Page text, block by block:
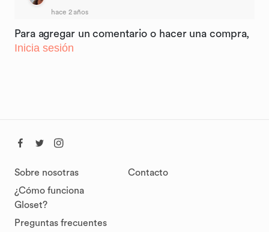
hace 2 años
Para agregar un comentario o hacer una compra,
Inicia sesión
Sobre nosotras
¿Cómo funciona
Gloset?
Preguntas frecuentes
Contacto